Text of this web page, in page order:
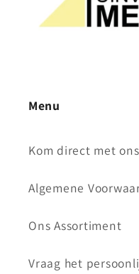
Menu
Kom direct met
Algemene
Ons Assortiment
Vraag het